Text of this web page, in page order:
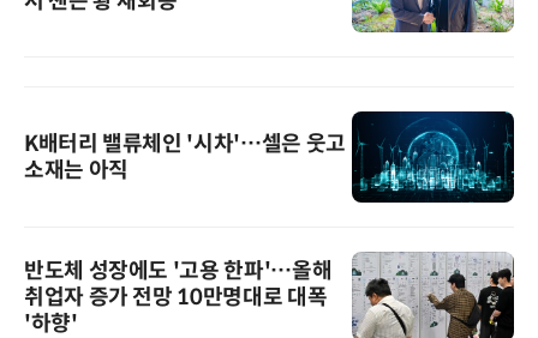
K배터리 밸류체인 '시차'…셀은 웃고
소재는 아직
반도체 성장에도 '고용 한파'…올해
취업자 증가 전망 10만명대로 대폭
'하향'